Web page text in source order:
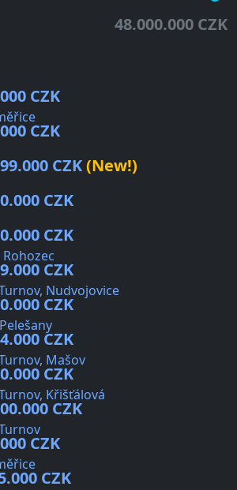
48.000.000 CZK
CZK
CZK
CZK(New!)
CZK
CZK
CZK
Nudvojovice
CZK
CZK
Mašov
CZK
Křišťálová
CZK
CZK
CZK